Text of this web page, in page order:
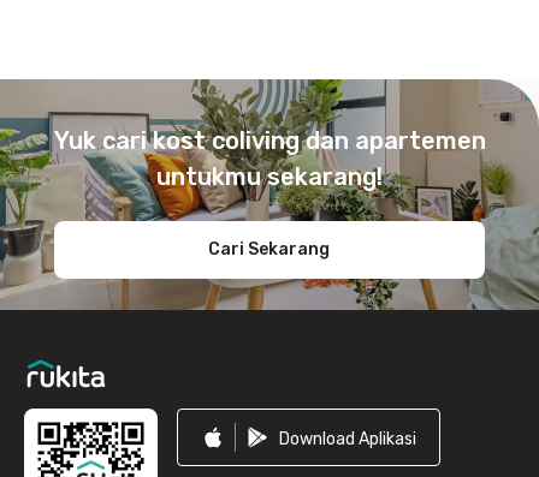
Yuk cari kost coliving dan apartemen
untukmu sekarang!
Cari Sekarang
Download Aplikasi